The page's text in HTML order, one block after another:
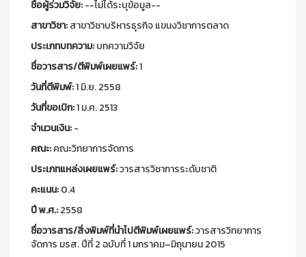
ชื่อผู้ร่วมวิจัย:--ไม่ได้ระบุข้อมูล--
สาขาวิชา:สาขาวิชาบริหารธุรกิจ แขนงวิชาการตลาด
ประเภทบทความ:บทความวิจัย
ชื่อวารสาร/ตีพิมพ์เผยแพร์:1
วันที่ตีพิมพ์:1 มิ.ย. 2558
วันที่ขอเบิก:1 ม.ค. 2513
จำนวนเงิน:-
คณะ:คณะวิทยาการจัดการ
ประเภทแหล่งเผยแพร์:วารสารวิชาการระดับชาติ
คะแนน:0.4
ปี พ.ศ.:2558
ชื่อวารสาร/สิ่งพิมพ์ที่นำไปตีพิมพ์เผยแพร์:วารสารวิทยาการ
จัดการ มรส. ปีที่ 2 ฉบับที่ 1 มกราคม–มิถุนายน 2015